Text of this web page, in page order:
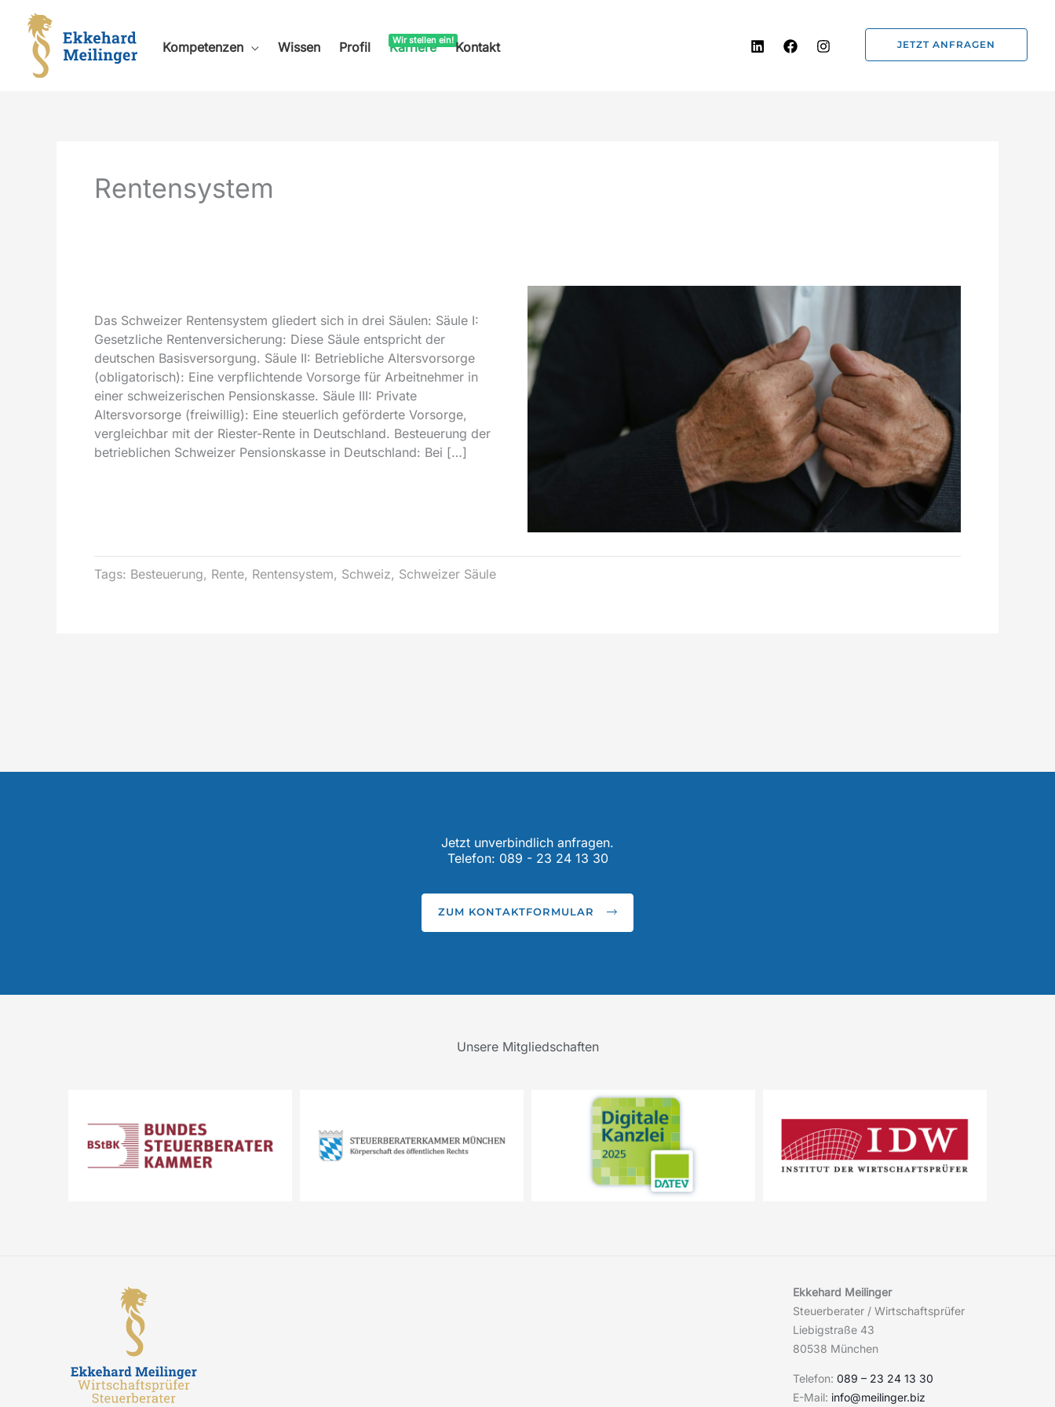
Inhalt
springen
Kompetenzen Wissen Profil Karriere Kontakt JETZT ANFRAGEN
Rentensystem
Das Schweizer Rentensystem gliedert sich in drei Säulen: Säule I:
Gesetzliche Rentenversicherung: Diese Säule entspricht der
deutschen Basisversorgung. Säule II: Betriebliche Altersvorsorge
(obligatorisch): Eine verpflichtende Vorsorge für Arbeitnehmer in
einer schweizerischen Pensionskasse. Säule III: Private
Altersvorsorge (freiwillig): Eine steuerlich geförderte Vorsorge,
vergleichbar mit der Riester-Rente in Deutschland. Besteuerung der
betrieblichen Schweizer Pensionskasse in Deutschland: Bei […]
Tags: Besteuerung, Rente, Rentensystem, Schweiz, Schweizer Säule
Jetzt unverbindlich anfragen.
Telefon: 089 - 23 24 13 30
ZUM KONTAKTFORMULAR
Unsere Mitgliedschaften
Ekkehard Meilinger
Steuerberater / Wirtschaftsprüfer
Liebigstraße 43
80538 München
Telefon: 089 – 23 24 13 30
E-Mail: info@meilinger.biz